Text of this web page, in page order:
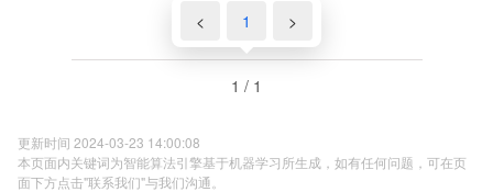
< 1 >
1 / 1
更新时间 2024-03-23 14:00:08
本页面内关键词为智能算法引擎基于机器学习所生成，如有任何问题，可在页
面下方点击"联系我们"与我们沟通。